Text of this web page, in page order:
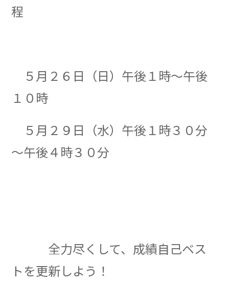
程
５月２６日（日）午後１時～午後
１０時
５月２９日（水）午後１時３０分
～午後４時３０分
全力尽くして、成績自己ベス
トを更新しよう！